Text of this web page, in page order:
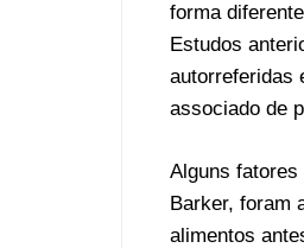
forma
Estudos
autorreferidas
associado de
Alguns fatores
Barker, foram
alimentos